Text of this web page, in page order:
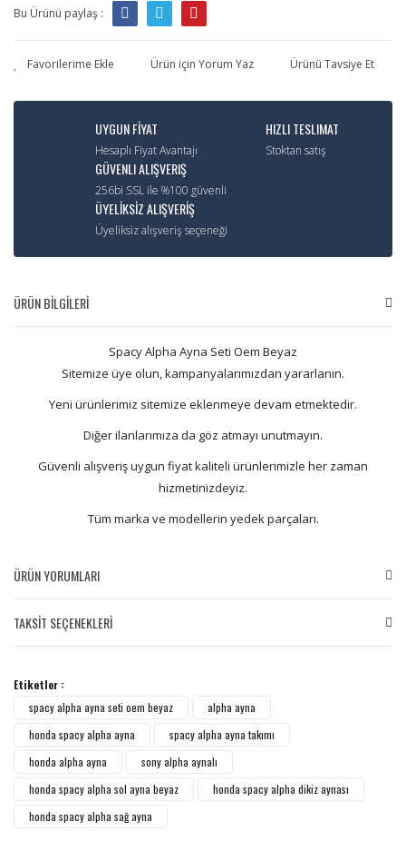
Bu Ürünü paylaş :
Ürün için Yorum Yaz Ürünü Tavsiye Et
UYGUN FİYAT
Hesaplı Fiyat Avantajı
HIZLI TESLIMAT
Stoktan satış
GÜVENLI ALIŞVERIŞ
256bi SSL ile %100 güvenli
ÜYELİKSİZ ALIŞVERİŞ
Üyeliksiz alışveriş seçeneği
ÜRÜN BİLGİLERİ
Spacy Alpha Ayna Seti Oem Beyaz
Sitemize üye olun, kampanyalarımızdan yararlanın.
Yeni ürünlerimiz sitemize eklenmeye devam etmektedir.
Diğer ilanlarımıza da göz atmayı unutmayın.
Güvenli alışveriş uygun fiyat kaliteli ürünlerimizle her zaman
hizmetinizdeyiz.
Tüm marka ve modellerin yedek parçaları.
ÜRÜN YORUMLARI
TAKSİT SEÇENEKLERİ
Etiketler :
spacy alpha ayna seti oem beyaz
alpha ayna
honda spacy alpha ayna
spacy alpha ayna takımı
honda alpha ayna
sony alpha aynalı
honda spacy alpha sol ayna beyaz
honda spacy alpha dikiz aynası
honda spacy alpha sağ ayna